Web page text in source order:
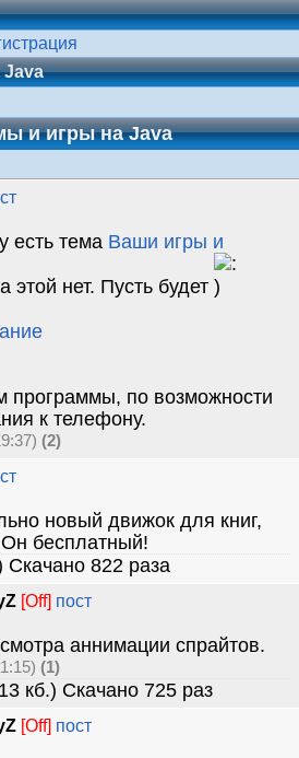
Java
и игры на Java
есть тема Ваши игры и
этой нет. Пусть будет
программы, по возможности
к телефону.
(2)
новый движок для книг,
бесплатный!
Скачано 822 раза
[Off] пост
аннимации спрайтов.
(1)
кб.) Скачано 725 раз
[Off] пост